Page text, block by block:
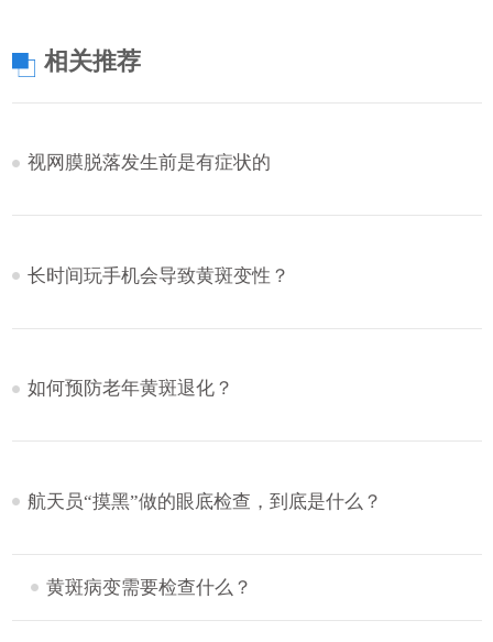
相关推荐
视网膜脱落发生前是有症状的
长时间玩手机会导致黄斑变性？
如何预防老年黄斑退化？
航天员“摸黑”做的眼底检查，到底是什么？
黄斑病变需要检查什么？